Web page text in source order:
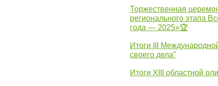
Торжественная
регионального этапа
года — 2025»🏆
Итоги III
своего дела"
Итоги XIII областной